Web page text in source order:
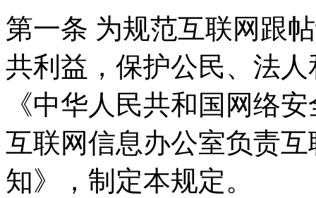
第一条 为规范互联网跟
共利益，保护公民、法
《中华人民共和国网络
互联网信息办公室负责
知》，制定本规定。